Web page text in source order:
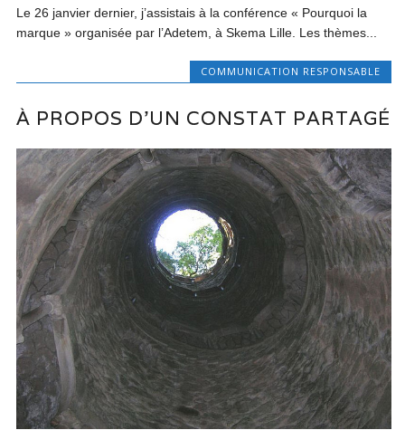
Le 26 janvier dernier, j’assistais à la conférence « Pourquoi la
marque » organisée par l’Adetem, à Skema Lille. Les thèmes...
COMMUNICATION RESPONSABLE
À PROPOS D’UN CONSTAT PARTAGÉ